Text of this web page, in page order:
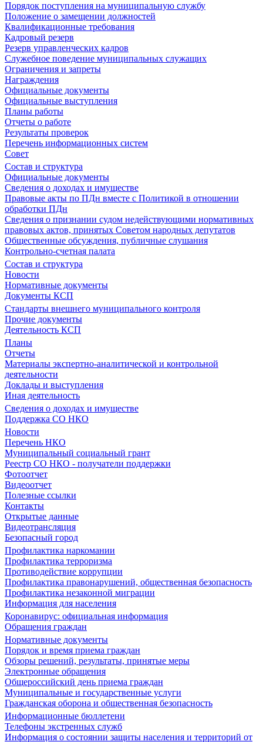
Порядок поступления на муниципальную службу
Положение о замещении должностей
Квалификационные требования
Кадровый резерв
Резерв управленческих кадров
Служебное поведение муниципальных служащих
Ограничения и запреты
Награждения
Официальные документы
Официальные выступления
Планы работы
Отчеты о работе
Результаты проверок
Перечень информационных систем
Совет
Состав и структура
Официальные документы
Сведения о доходах и имуществе
Правовые акты по ПДн вместе с Политикой в отношении
обработки ПДн
Сведения о признании судом недействующими нормативных
правовых актов, принятых Советом народных депутатов
Общественные обсуждения, публичные слушания
Контрольно-счетная палата
Состав и структура
Новости
Нормативные документы
Документы КСП
Стандарты внешнего муниципального контроля
Прочие документы
Деятельность КСП
Планы
Отчеты
Материалы экспертно-аналитической и контрольной
деятельности
Доклады и выступления
Иная деятельность
Сведения о доходах и имуществе
Поддержка СО НКО
Новости
Перечень НКО
Муниципальный социальный грант
Реестр СО НКО - получатели поддержки
Фотоотчет
Видеоотчет
Полезные ссылки
Контакты
Открытые данные
Видеотрансляция
Безопасный город
Профилактика наркомании
Профилактика терроризма
Противодействие коррупции
Профилактика правонарушений, общественная безопасность
Профилактика незаконной миграции
Информация для населения
Коронавирус: официальная информация
Обращения граждан
Нормативные документы
Порядок и время приема граждан
Обзоры решений, результаты, принятые меры
Электронные обращения
Общероссийский день приема граждан
Муниципальные и государственные услуги
Гражданская оборона и общественная безопасность
Информационные бюллетени
Телефоны экстренных служб
Информация о состоянии защиты населения и территорий от